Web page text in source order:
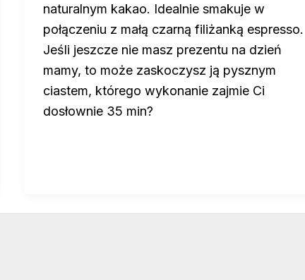
naturalnym kakao. Idealnie smakuje w
połączeniu z małą czarną filiżanką espresso.
Jeśli jeszcze nie masz prezentu na dzień
mamy, to może zaskoczysz ją pysznym
ciastem, którego wykonanie zajmie Ci
dosłownie 35 min?